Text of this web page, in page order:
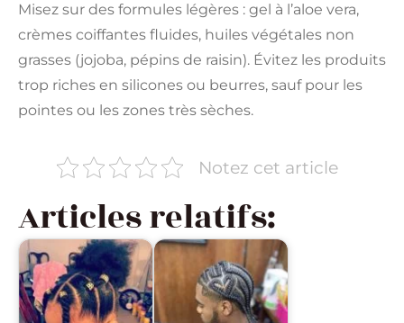
Misez sur des formules légères : gel à l’aloe vera,
crèmes coiffantes fluides, huiles végétales non
grasses (jojoba, pépins de raisin). Évitez les produits
trop riches en silicones ou beurres, sauf pour les
pointes ou les zones très sèches.
Notez cet article
Articles relatifs: